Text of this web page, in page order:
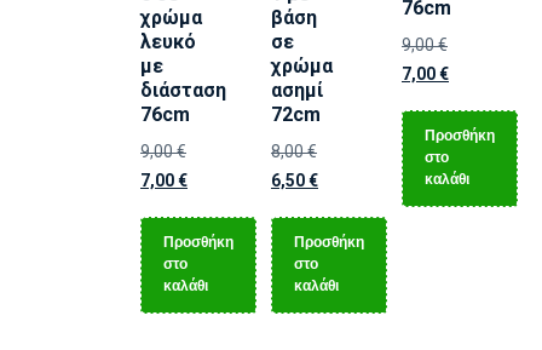
χρώμα
λευκό
με
διάσταση
76cm
9,00€
7,00€
Προσθήκη
στο
καλάθι
βάση
σε
χρώμα
ασημί
72cm
8,00€
6,50€
Προσθήκη
στο
καλάθι
76cm
9,00€
7,00€
Προσθήκη
στο
καλάθι